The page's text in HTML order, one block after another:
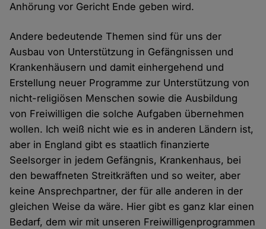
Anhörung vor Gericht Ende geben wird.
Andere bedeutende Themen sind für uns der
Ausbau von Unterstützung in Gefängnissen und
Krankenhäusern und damit einhergehend und
Erstellung neuer Programme zur Unterstützung von
nicht-religiösen Menschen sowie die Ausbildung
von Freiwilligen die solche Aufgaben übernehmen
wollen. Ich weiß nicht wie es in anderen Ländern ist,
aber in England gibt es staatlich finanzierte
Seelsorger in jedem Gefängnis, Krankenhaus, bei
den bewaffneten Streitkräften und so weiter, aber
keine Ansprechpartner, der für alle anderen in der
gleichen Weise da wäre. Hier gibt es ganz klar einen
Bedarf, dem wir mit unseren Freiwilligenprogrammen